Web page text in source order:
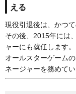
える
現役引退後は、かつ
その後、2015年には
ャーにも就任します
オールスターゲーム
ネージャーを務めてい